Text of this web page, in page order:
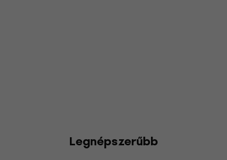
Legnépszerűbb